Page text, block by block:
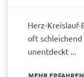
Herz-
oft
unentdeckt ...
MEHR ERFAHREN